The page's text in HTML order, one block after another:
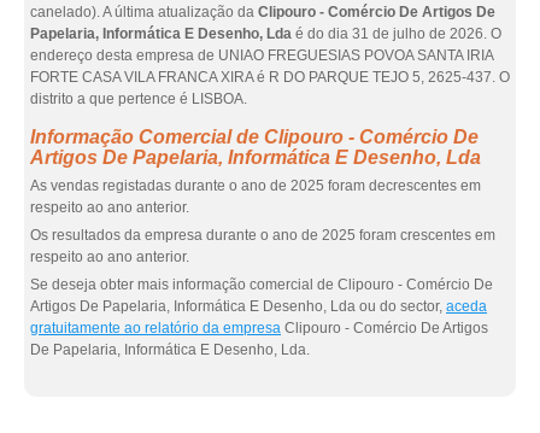
canelado). A última atualização da Clipouro - Comércio De Artigos De
Papelaria, Informática E Desenho, Lda é do dia 31 de julho de 2026. O
endereço desta empresa de UNIAO FREGUESIAS POVOA SANTA IRIA
FORTE CASA VILA FRANCA XIRA é R DO PARQUE TEJO 5, 2625-437. O
distrito a que pertence é LISBOA.
Informação Comercial de Clipouro - Comércio De
Artigos De Papelaria, Informática E Desenho, Lda
As vendas registadas durante o ano de 2025 foram decrescentes em
respeito ao ano anterior.
Os resultados da empresa durante o ano de 2025 foram crescentes em
respeito ao ano anterior.
Se deseja obter mais informação comercial de Clipouro - Comércio De
Artigos De Papelaria, Informática E Desenho, Lda ou do sector, aceda
gratuitamente ao relatório da empresa Clipouro - Comércio De Artigos
De Papelaria, Informática E Desenho, Lda.